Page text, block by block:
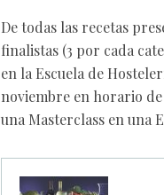
De todas las recetas
finalistas (3 por cada
en la Escuela de
noviembre en horario
una Masterclass en una